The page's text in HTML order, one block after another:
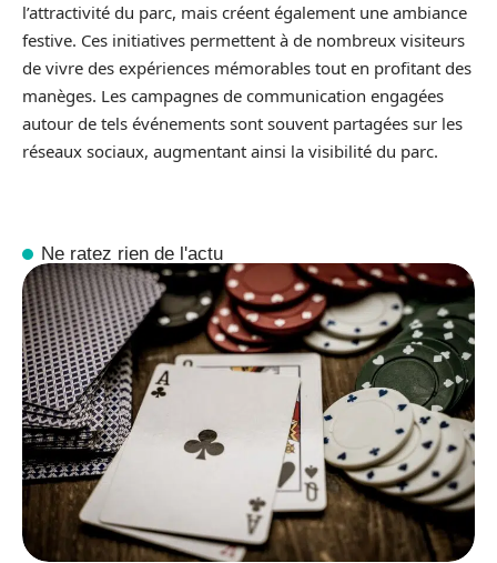
l’attractivité du parc, mais créent également une ambiance
festive. Ces initiatives permettent à de nombreux visiteurs
de vivre des expériences mémorables tout en profitant des
manèges. Les campagnes de communication engagées
autour de tels événements sont souvent partagées sur les
réseaux sociaux, augmentant ainsi la visibilité du parc.
Ne ratez rien de l'actu